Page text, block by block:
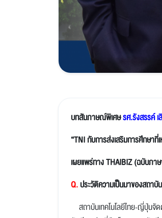
บทสัมภาษณ์พิเศษรศ.รังสรรค์ เ
“TNI กับการส่งเสริมการศึกษา
เผยแพร่ทาง THAIBIZ (ฉบับภ
Q.ประวัติความเป็นมาของสถา
สถาบันเทคโนโลยีไทย-ญี่ปุ่นจั